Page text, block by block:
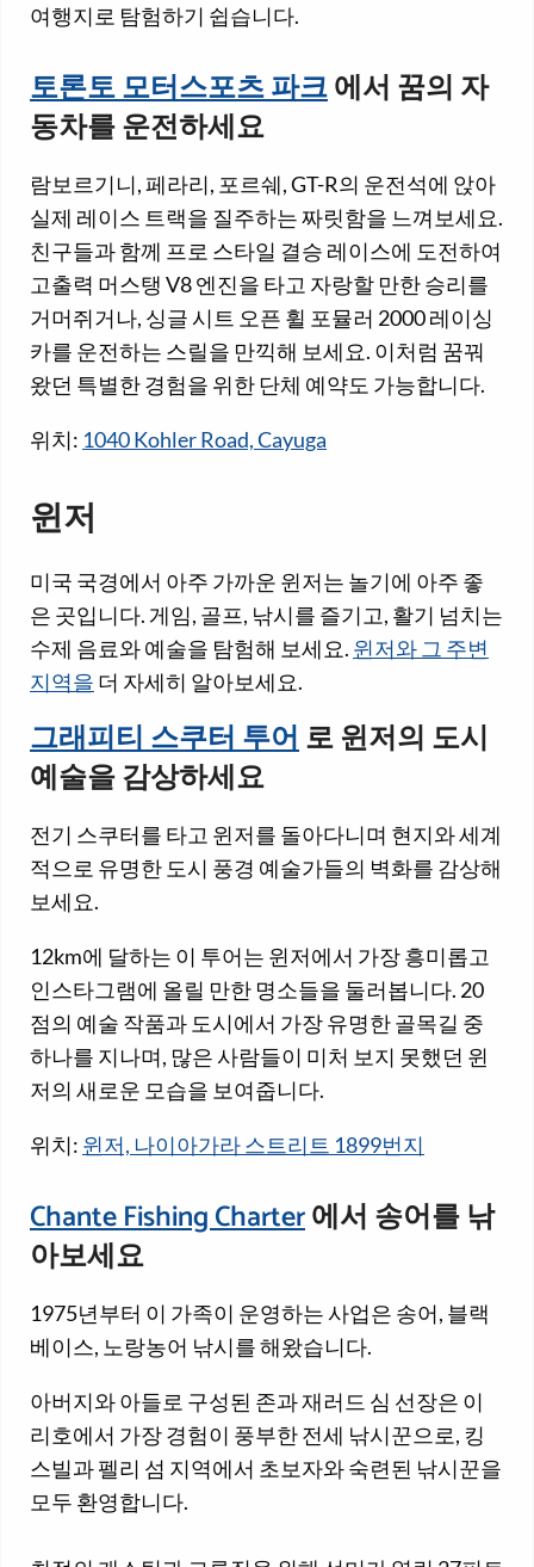
여행지로 탐험하기 쉽습니다.
토론토 모터스포츠 파크에서 꿈의 자
동차를 운전하세요
람보르기니, 페라리, 포르쉐, GT-R의 운전석에 앉아
실제 레이스 트랙을 질주하는 짜릿함을 느껴보세요.
친구들과 함께 프로 스타일 결승 레이스에 도전하여
고출력 머스탱 V8 엔진을 타고 자랑할 만한 승리를
거머쥐거나, 싱글 시트 오픈 휠 포뮬러 2000 레이싱
카를 운전하는 스릴을 만끽해 보세요. 이처럼 꿈꿔
왔던 특별한 경험을 위한 단체 예약도 가능합니다.
위치: 1040 Kohler Road, Cayuga
윈저
미국 국경에서 아주 가까운 윈저는 놀기에 아주 좋
은 곳입니다. 게임, 골프, 낚시를 즐기고, 활기 넘치는
수제 음료와 예술을 탐험해 보세요. 윈저와 그 주변
지역을 더 자세히 알아보세요.
그래피티 스쿠터 투어로 윈저의 도시
예술을 감상하세요
전기 스쿠터를 타고 윈저를 돌아다니며 현지와 세계
적으로 유명한 도시 풍경 예술가들의 벽화를 감상해
보세요.
12km에 달하는 이 투어는 윈저에서 가장 흥미롭고
인스타그램에 올릴 만한 명소들을 둘러봅니다. 20
점의 예술 작품과 도시에서 가장 유명한 골목길 중
하나를 지나며, 많은 사람들이 미처 보지 못했던 윈
저의 새로운 모습을 보여줍니다.
위치: 윈저, 나이아가라 스트리트 1899번지
Chante Fishing Charter에서 송어를 낚
아보세요
1975년부터 이 가족이 운영하는 사업은 송어, 블랙
베이스, 노랑농어 낚시를 해왔습니다.
아버지와 아들로 구성된 존과 재러드 심 선장은 이
리호에서 가장 경험이 풍부한 전세 낚시꾼으로, 킹
스빌과 펠리 섬 지역에서 초보자와 숙련된 낚시꾼을
모두 환영합니다.